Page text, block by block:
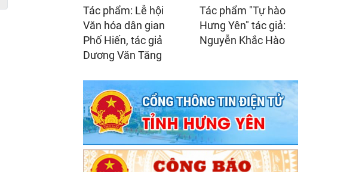
Tác phẩm: Lễ hội
Văn hóa dân gian
Phố Hiến, tác giả
Dương Văn Tăng
Tác phẩm "Tự hào
Hưng Yên" tác giả:
Nguyễn Khắc Hào